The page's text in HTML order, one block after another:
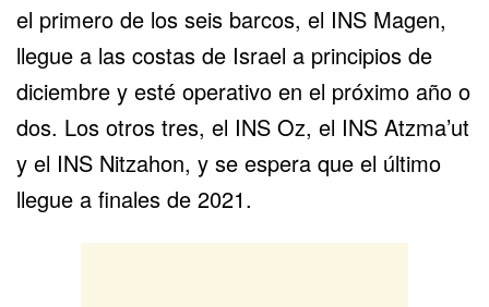
el primero de los seis barcos, el INS Magen,
llegue a las costas de Israel a principios de
diciembre y esté operativo en el próximo año o
dos. Los otros tres, el INS Oz, el INS Atzma’ut
y el INS Nitzahon, y se espera que el último
llegue a finales de 2021.